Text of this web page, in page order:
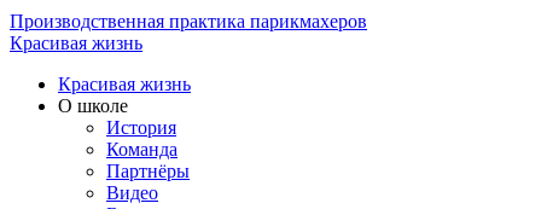
Производственная практика парикмахеров
Красивая жизнь
Красивая жизнь
О школе
История
Команда
Партнёры
Видео